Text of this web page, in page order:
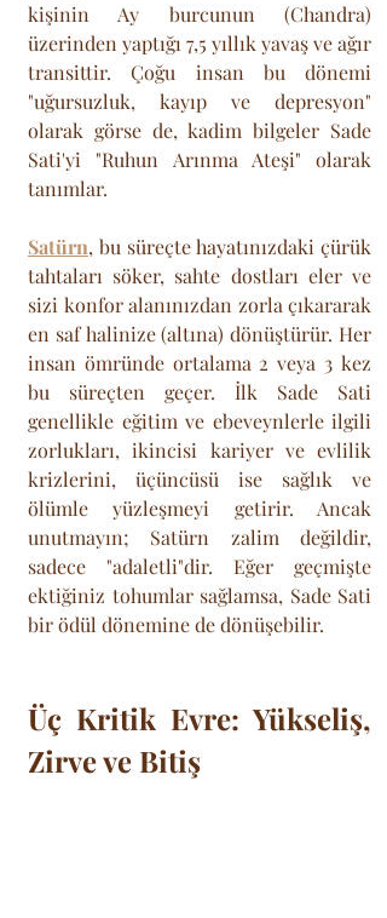
kişinin Ay burcunun (Chandra)
üzerinden yaptığı 7,5 yıllık yavaş ve ağır
transittir. Çoğu insan bu dönemi
"uğursuzluk, kayıp ve depresyon"
olarak görse de, kadim bilgeler Sade
Sati'yi "Ruhun Arınma Ateşi" olarak
tanımlar.
Satürn, bu süreçte hayatınızdaki çürük
tahtaları söker, sahte dostları eler ve
sizi konfor alanınızdan zorla çıkararak
en saf halinize (altına) dönüştürür. Her
insan ömründe ortalama 2 veya 3 kez
bu süreçten geçer. İlk Sade Sati
genellikle eğitim ve ebeveynlerle ilgili
zorlukları, ikincisi kariyer ve evlilik
krizlerini, üçüncüsü ise sağlık ve
ölümle yüzleşmeyi getirir. Ancak
unutmayın; Satürn zalim değildir,
sadece "adaletli"dir. Eğer geçmişte
ektiğiniz tohumlar sağlamsa, Sade Sati
bir ödül dönemine de dönüşebilir.
Üç Kritik Evre: Yükseliş,
Zirve ve Bitiş